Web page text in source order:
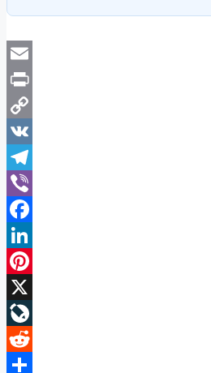
Email
Print
Copy
Link
VK
Telegram
Viber
Facebook
LinkedIn
Pinterest
X
LiveJournal
Reddit